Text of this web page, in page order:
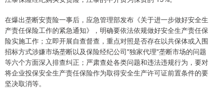
在爆出垄断安责险一事后，应急管理部发布《关于进一步做好安全生
产责任保险工作的紧急通知》，明确要依法依规做好安全生产责任保
险实施工作；立即开展自查督查，重点对照是否存在以共保体或入围
招标方式涉嫌市场垄断以及保险经纪公司"独家代理"垄断市场的问题
等六个方面深入排查纠正；严肃查处各类问题和违法违规行为，要对
将企业投保安全生产责任保险作为取得安全生产许可证前置条件的要
坚决取消等。